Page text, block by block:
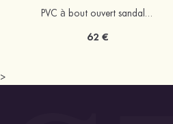
PVC à bout ouvert sandaless talon bottier chaussures de mode
62 €
>